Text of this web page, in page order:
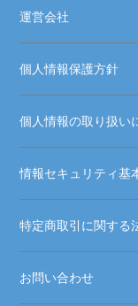
運営会社
個人情報保護方針
個人情報の取り扱い
情報セキュリティ基
特定商取引に関する
お問い合わせ